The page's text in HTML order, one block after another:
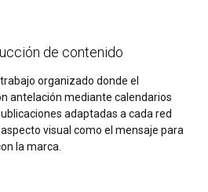
de contenido
organizado donde el
antelación mediante calendarios
adaptadas a cada red
visual como el mensaje para
la marca.